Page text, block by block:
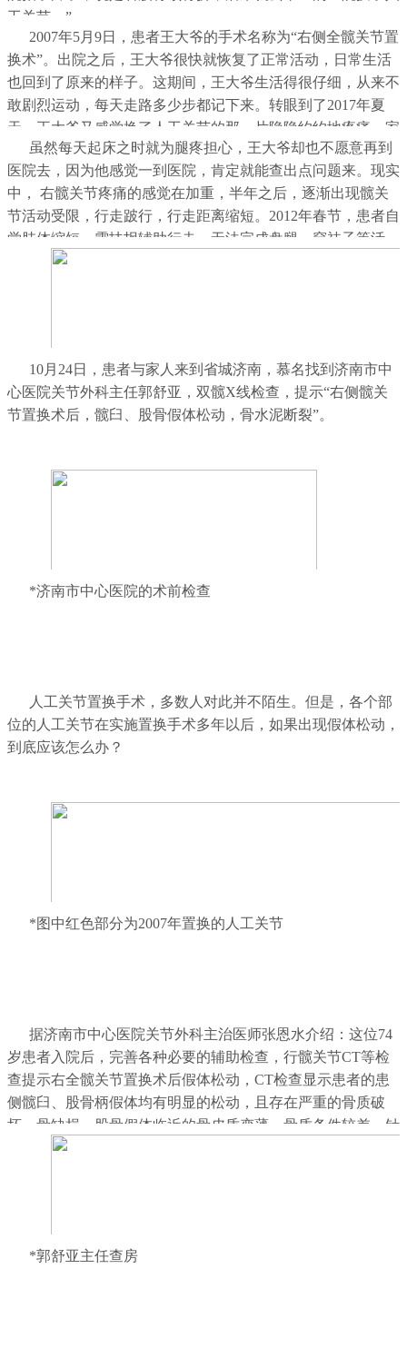
工关节。”
2007年5月9日，患者王大爷的手术名称为“右侧全髋关节置
换术”。出院之后，王大爷很快就恢复了正常活动，日常生活
也回到了原来的样子。这期间，王大爷生活得很仔细，从来不
敢剧烈运动，每天走路多少步都记下来。转眼到了2017年夏
天，王大爷又感觉换了人工关节的那一片隐隐约约地疼痛。家
人说：“那段时间老下雨，刚开始以为跟下雨潮湿有关系，但
他这个疼又跟阴天下雨没多大关系，走路长了就加重，休息以
后就有点轻，这就让我们觉得不好了，怕是又出了什么大
病。”
虽然每天起床之时就为腿疼担心，王大爷却也不愿意再到
医院去，因为他感觉一到医院，肯定就能查出点问题来。现实
中， 右髋关节疼痛的感觉在加重，半年之后，逐渐出现髋关
节活动受限，行走跛行，行走距离缩短。2012年春节，患者自
觉肢体缩短、需扶拐辅助行走，无法完成盘腿、穿袜子等活
动。2023年国庆节过后，患者感觉在起身时感髋部疼痛剧烈，
10月24日，患者与家人来到省城济南，慕名找到济南市中
心医院关节外科主任郭舒亚，双髋X线检查，提示“右侧髋关
节置换术后，髋臼、股骨假体松动，骨水泥断裂”。
*济南市中心医院的术前检查
人工关节置换手术，多数人对此并不陌生。但是，各个部
位的人工关节在实施置换手术多年以后，如果出现假体松动，
到底应该怎么办？
*图中红色部分为2007年置换的人工关节
据济南市中心医院关节外科主治医师张恩水介绍：这位74
岁患者入院后，完善各种必要的辅助检查，行髋关节CT等检
查提示右全髋关节置换术后假体松动，CT检查显示患者的患
侧髋臼、股骨柄假体均有明显的松动，且存在严重的骨质破
坏，骨缺损，股骨假体临近的骨皮质变薄，骨质条件较差。针
对患者的病情特点，郭舒亚主任团队经过仔细充分的术前讨
*郭舒亚主任查房